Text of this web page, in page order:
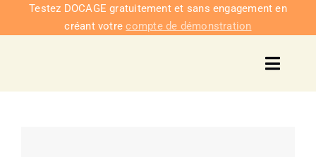
PasserTestez DOCAGE gratuitement et sans engagement en
créant votrecompte de démonstration